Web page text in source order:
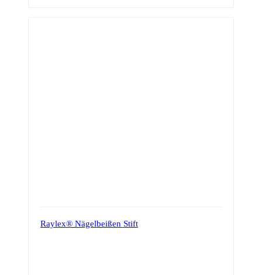
Raylex® Nägelbeißen Stift